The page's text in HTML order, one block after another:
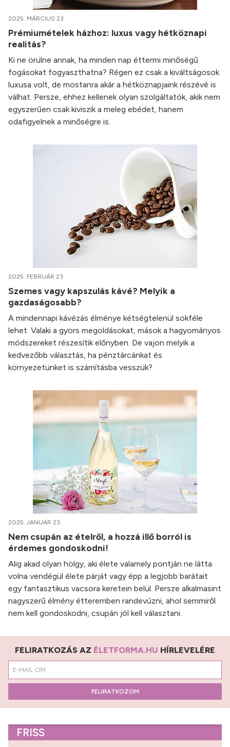
2025. MÁRCIUS 23.
Prémiumételek házhoz: luxus vagy hétköznapi
realitás?
Ki ne örülne annak, ha minden nap éttermi minőségű
fogásokat fogyaszthatna? Régen ez csak a kiváltságosok
luxusa volt, de mostanra akár a hétköznapjaink részévé is
válhat. Persze, ehhez kellenek olyan szolgáltatók, akik nem
egyszerűen csak kiviszik a meleg ebédet, hanem
odafigyelnek a minőségre is.
2025. FEBRUÁR 23.
Szemes vagy kapszulás kávé? Melyik a
gazdaságosabb?
A mindennapi kávézás élménye kétségtelenül sokféle
lehet. Valaki a gyors megoldásokat, mások a hagyományos
módszereket részesítik előnyben. De vajon melyik a
kedvezőbb választás, ha pénztárcánkat és
környezetünket is számításba vesszük?
2025. JANUÁR 23.
Nem csupán az ételről, a hozzá illő borról is
érdemes gondoskodni!
Alig akad olyan hölgy, aki élete valamely pontján ne látta
volna vendégül élete párját vagy épp a legjobb barátait
egy fantasztikus vacsora keretein belül. Persze alkalmasint
nagyszerű élmény étteremben randevúzni, ahol semmiről
nem kell gondoskodni, csupán jól kell választani.
FELIRATKOZÁS AZ ÉLETFORMA.HU HÍRLEVELÉRE
FELIRATKOZOM
FRISS